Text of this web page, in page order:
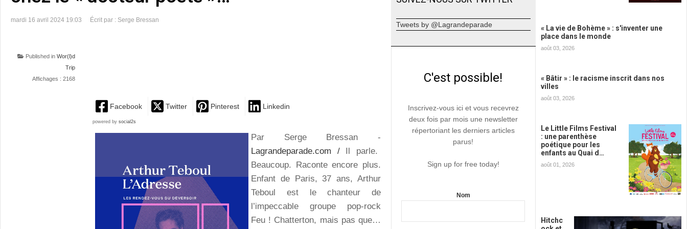
mardi 16 avril 2024 19:03 Écrit par : Serge Bressan
Published in Wor(l)d
Trip
Affichages : 2168
Facebook Twitter Pinterest Linkedin
powered by social2s
Par Serge Bressan -
Lagrandeparade.com /Il parle.
Beaucoup. Raconte encore plus.
Enfant de Paris, 37 ans, Arthur
Teboul est le chanteur de
l’impeccable groupe pop-rock
Feu ! Chatterton, mais pas que…
Tweets by @Lagrandeparade
C'est possible!
Inscrivez-vous ici et vous recevrez
deux fois par mois une newsletter
répertoriant les derniers articles
parus!
Sign up for free today!
Nom
« La vie de Bohème » : s'inventer une
place dans le monde
août 03, 2026
« Bâtir » : le racisme inscrit dans nos
villes
août 03, 2026
Le Little Films Festival
: une parenthèse
poétique pour les
enfants au Quai d…
août 01, 2026
Hitchc